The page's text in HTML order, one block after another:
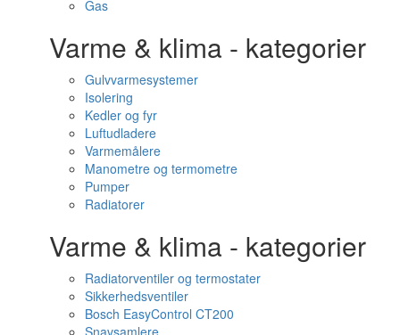
Gas
Varme & klima - kategorier
Gulvvarmesystemer
Isolering
Kedler og fyr
Luftudladere
Varmemålere
Manometre og termometre
Pumper
Radiatorer
Varme & klima - kategorier
Radiatorventiler og termostater
Sikkerhedsventiler
Bosch EasyControl CT200